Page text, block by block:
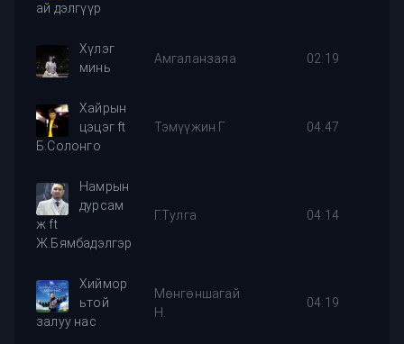
ай дэлгүүр
Хүлэг
минь
Амгаланзаяа 02:19
Хайрын
цэцэг ft
Б.Солонго
Тэмүүжин.Г 04:47
Намрын
дурсам
ж ft
Ж.Бямбадэлгэр
Г.Тулга 04:14
Хиймор
ьтой
залуу нас
Мөнгөншагай
Н.
04:19